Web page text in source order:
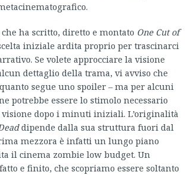
ha scritto, diretto e montato One Cut of
iniziale ardita proprio per trascinarci
Se volete approcciare la visione
dettaglio della trama, vi avviso che
segue uno spoiler – ma per alcuni
potrebbe essere lo stimolo necessario
dopo i minuti iniziali. L’originalità
dipende dalla sua struttura fuori dal
mezzora è infatti un lungo piano
il cinema zombie low budget. Un
e finito, che scopriamo essere soltanto